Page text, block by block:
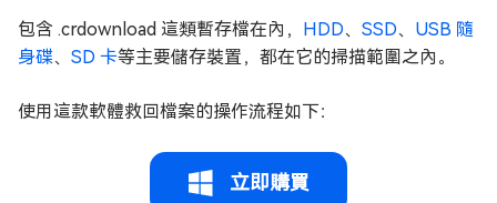
包含 .crdownload 這類暫存檔在內， HDD、 SSD、 USB 隨
身碟、 SD 卡等主要儲存裝置，都在它的掃描範圍之內。
使用這款軟體救回檔案的操作流程如下：
立即購買